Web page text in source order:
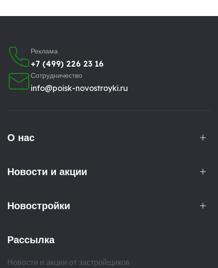
Реклама
+7 (499) 226 23 16
Сотрудничество
info@poisk-novostroyki.ru
О нас
Новости и акции
Новостройки
Рассылка
Новости и акции от застройщиков